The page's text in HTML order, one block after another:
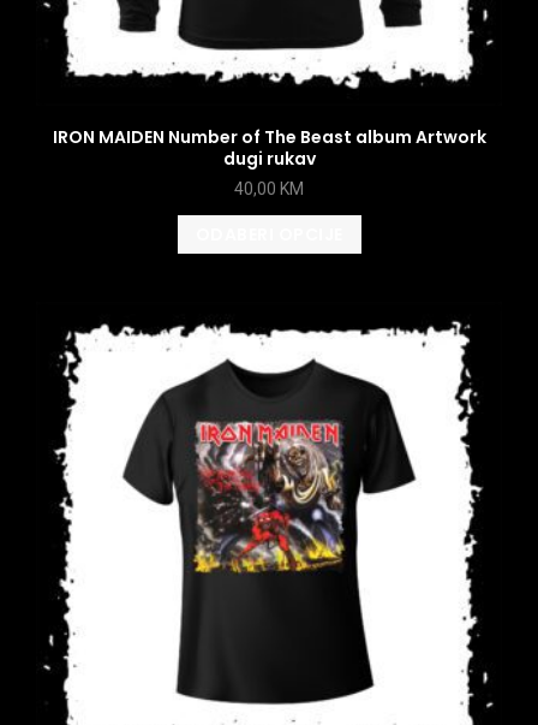
IRON MAIDEN Number of The Beast album Artwork
dugi rukav
40,00 KM